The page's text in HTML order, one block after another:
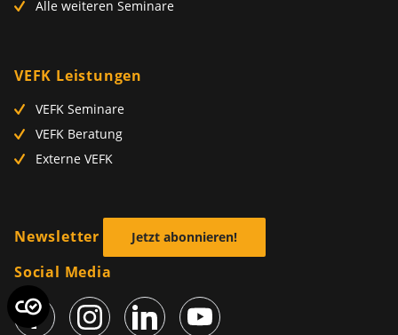
Alle weiteren Seminare
VEFK Leistungen
VEFK Seminare
VEFK Beratung
Externe VEFK
Newsletter Jetzt abonnieren!
Social Media